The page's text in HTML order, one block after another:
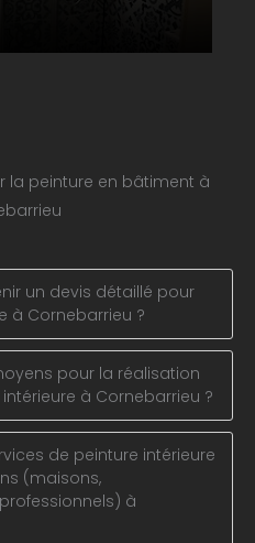
la peinture en bâtiment à
un devis détaillé pour
à Cornebarrieu ?
pour la réalisation
à Cornebarrieu ?
de peinture intérieure
(maisons,
à